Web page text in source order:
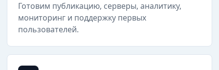
Готовим публикацию, серверы, аналитику,
мониторинг и поддержку первых
пользователей.